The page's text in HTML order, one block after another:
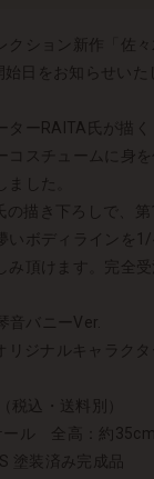
クション新作「佐
日をお知らせいた
ターRAITA氏が描く
コスチュームに身を
ました。
の描き下ろしで、第
いボディラインを1/
み頂けます。完全受
音バニーVer.
リジナルキャラクタ
税込・送料別）
ール 全高：約35cm
塗装済み完成品